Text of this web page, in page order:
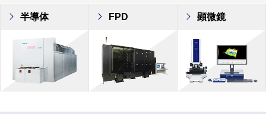
半導体 FPD 顕微鏡